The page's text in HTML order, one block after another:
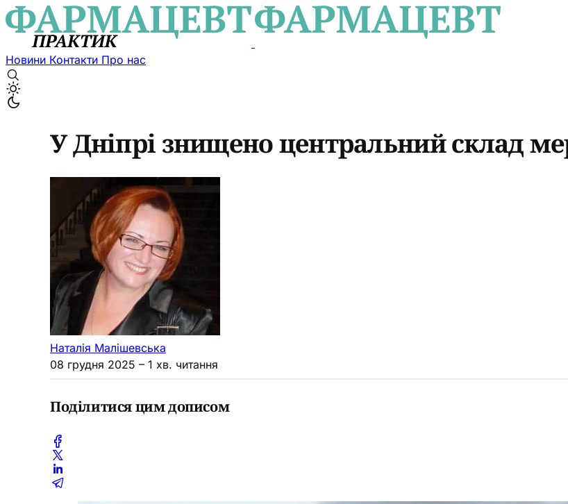
Новини Контакти Про нас
У Дніпрі знищено центральний склад
Наталія Малішевська
08 грудня 2025 – 1 хв. читання
Поділитися цим дописом